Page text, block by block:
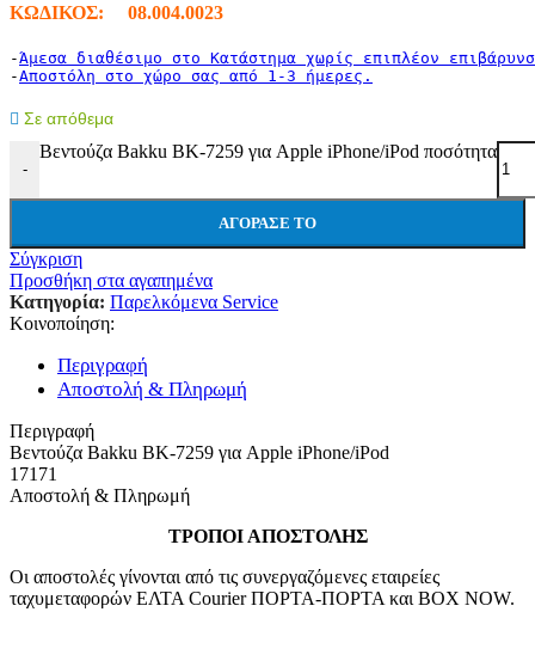
ΚΩΔΙΚΟΣ: 08.004.0023
-Άμεσα διαθέσιμο στο Κατάστημα χωρίς επιπλέον
-Αποστόλη στο χώρο σας από 1-3 ήμερες.
Σε απόθεμα
-
Βεντούζα Bakku BK-7259 για Apple iPhone/iPod ποσότητα
ΑΓΌΡΑΣΕ ΤΟ
Σύγκριση
Προσθήκη στα αγαπημένα
Κατηγορία: Παρελκόμενα Service
Κοινοποίηση:
Περιγραφή
Αποστολή & Πληρωμή
Περιγραφή
Βεντούζα Bakku BK-7259 για Apple iPhone/iPod
17171
Αποστολή & Πληρωμή
ΤΡΟΠΟΙ ΑΠΟΣΤΟΛΗΣ
Οι αποστολές γίνονται από τις συνεργαζόμενες εταιρείες
ταχυμεταφορών ΕΛΤΑ Courier ΠΟΡΤΑ-ΠΟΡΤΑ και BOX NOW.